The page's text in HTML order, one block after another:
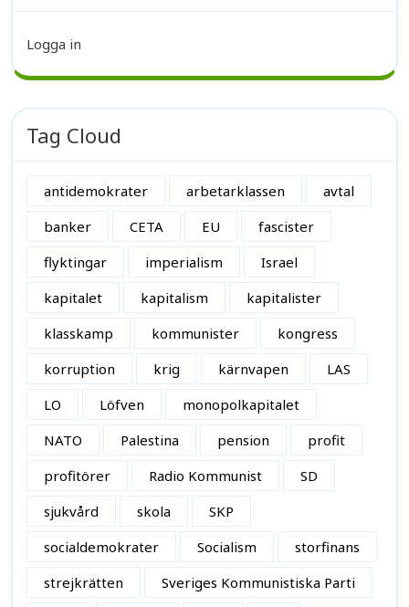
Logga in
Tag Cloud
antidemokrater arbetarklassen
avtal
banker
CETA EU
fascister
flyktingar
imperialism
Israel
kapitalet
kapitalism
kapitalister
klasskamp
kommunister
kongress
korruption
krig kärnvapen
LAS
LO
Löfven
monopolkapitalet
NATO
Palestina pension
profit
profitörer
Radio Kommunist
SD
sjukvård
skola
SKP
socialdemokrater
Socialism
storfinans
strejkrätten
Sveriges Kommunistiska Parti